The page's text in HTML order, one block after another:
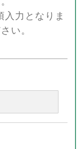
入力となりま
い。